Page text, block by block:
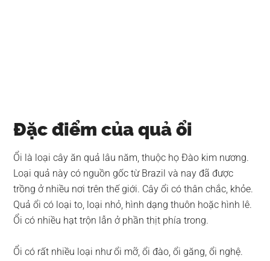
Đặc điểm của quả ổi
Ổi là loại cây ăn quả lâu năm, thuộc họ Đào kim nương.
Loại quả này có nguồn gốc từ Brazil và nay đã được
trồng ở nhiều nơi trên thế giới. Cây ổi có thân chắc, khỏe.
Quả ổi có loại to, loại nhỏ, hình dạng thuôn hoặc hình lê.
Ổi có nhiều hạt trộn lẫn ở phần thịt phía trong.
Ổi có rất nhiều loại như ổi mỡ, ổi đào, ổi găng, ổi nghệ.